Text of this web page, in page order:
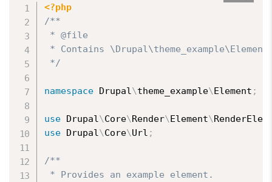
<?php
/**
* @file
* Contains
*/
namespace Drupal\theme_example\Element ;
use Drupal\Core\Render\Element\
use Drupal\Core\Url ;
/**
* Provides an example element.